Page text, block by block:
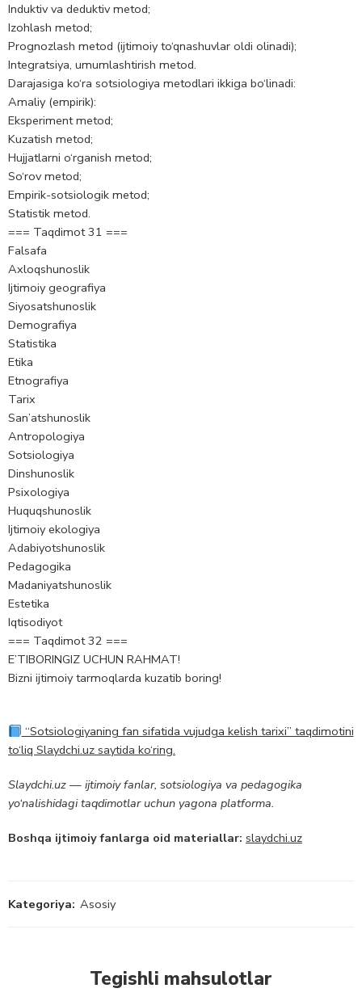
Induktiv va deduktiv metod;
Izohlash metod;
Prognozlash metod (ijtimoiy to‘qnashuvlar oldi olinadi);
Integratsiya, umumlashtirish metod.
Darajasiga ko‘ra sotsiologiya metodlari ikkiga bo‘linadi:
Amaliy (empirik):
Eksperiment metod;
Kuzatish metod;
Hujjatlarni o‘rganish metod;
So‘rov metod;
Empirik-sоtsiоlоgik metod;
Statistik metod.
=== Taqdimot 31 ===
Fаlsаfа
Аxloqshunoslik
Ijtimoiy geografiya
Siyosatshunoslik
Demografiya
Statistika
Etika
Etnografiya
Tarix
San’atshunoslik
Аntropologiya
Sotsiologiya
Dinshunoslik
Psixologiya
Huquqshunoslik
Ijtimoiy ekologiya
Аdabiyotshunoslik
Pedagogika
Madaniyatshunoslik
Estetika
Iqtisodiyot
=== Taqdimot 32 ===
E’TIBORINGIZ UCHUN RAHMAT!
Bizni ijtimoiy tarmoqlarda kuzatib boring!
“Sotsiologiyaning fan sifatida vujudga kelish tarixi” taqdimotini
to‘liq Slaydchi.uz saytida ko‘ring.
Slaydchi.uz — ijtimoiy fanlar, sotsiologiya va pedagogika
yo‘nalishidagi taqdimotlar uchun yagona platforma.
Boshqa ijtimoiy fanlarga oid materiallar: slaydchi.uz
Kategoriya: Asosiy
Tegishli mahsulotlar